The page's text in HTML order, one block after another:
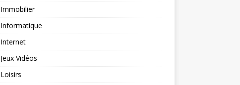
Immobilier
Informatique
Internet
Jeux Vidéos
Loisirs